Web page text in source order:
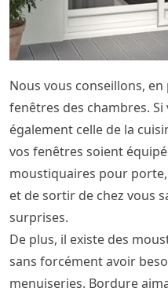
Nous vous conseillons,
fenêtres des chambres.
également celle de la
vos fenêtres soient
moustiquaires pour
et de sortir de chez vous
surprises.
De plus, il existe des
sans forcément avoir
menuiseries. Bordure